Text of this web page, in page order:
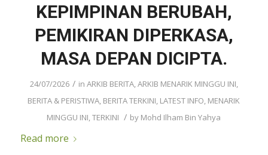
KEPIMPINAN BERUBAH,
PEMIKIRAN DIPERKASA,
MASA DEPAN DICIPTA.
24/07/2026 / in ARKIB BERITA,ARKIB MENARIK MINGGU INI,
BERITA & PERISTIWA, BERITA TERKINI, LATEST INFO, MENARIK
MINGGU INI,TERKINI / by Mohd Ilham Bin Yahya
Read more